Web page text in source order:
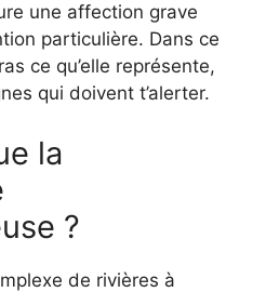
une affection grave
particulière. Dans ce
ce qu’elle représente,
qui doivent t’alerter.
la
?
de rivières à